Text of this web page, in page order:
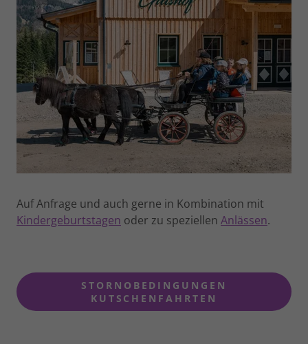
Auf Anfrage und auch gerne in Kombination mit
Kindergeburtstagen oder zu speziellen Anlässen.
STORNOBEDINGUNGEN
KUTSCHENFAHRTEN